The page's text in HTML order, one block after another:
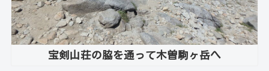
宝剣山荘の脇を通って木曽駒ヶ岳へ